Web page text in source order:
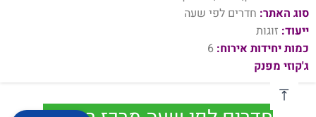
סוג האתר: חדרים לפי שעה
ייעוד: זוגות
כמות יחידות אירוח: 6
ג'קוזי מפנק